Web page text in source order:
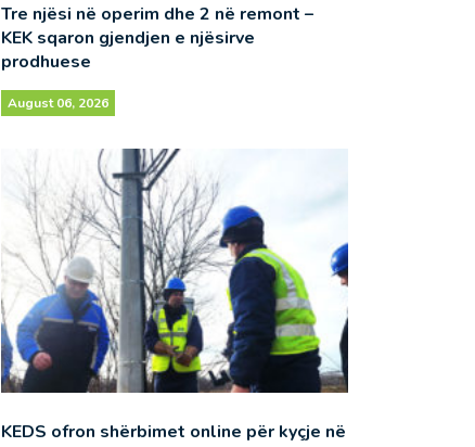
Tre njësi në operim dhe 2 në remont –
KEK sqaron gjendjen e njësirve
prodhuese
August 06, 2026
KEDS ofron shërbimet online për kyçje në